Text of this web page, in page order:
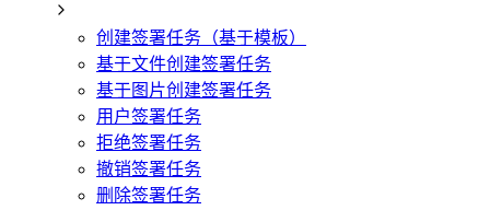
创建签署任务（基于模板）
基于文件创建签署任务
基于图片创建签署任务
用户签署任务
拒绝签署任务
撤销签署任务
删除签署任务